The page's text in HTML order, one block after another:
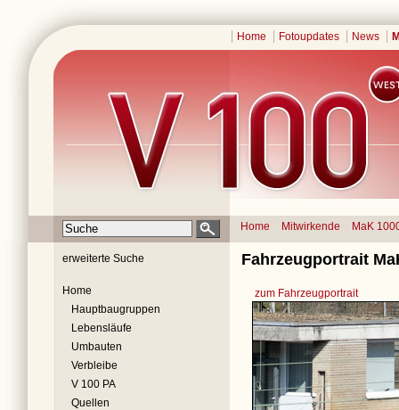
Home Fotoupdates News
Home Mitwirkende MaK
erweiterte Suche
Home
Hauptbaugruppen
Lebensläufe
Umbauten
Verbleibe
V 100 PA
Quellen
Fahrzeugportrait
zum Fahrzeugportrait